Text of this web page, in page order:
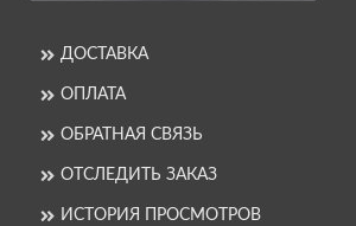
ДОСТАВКА
ОПЛАТА
ОБРАТНАЯ СВЯЗЬ
ОТСЛЕДИТЬ ЗАКАЗ
ИСТОРИЯ ПРОСМОТРОВ